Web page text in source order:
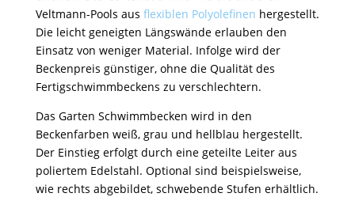
Veltmann-Pools aus flexiblen Polyolefinen hergestellt.
Die leicht geneigten Längswände erlauben den
Einsatz von weniger Material. Infolge wird der
Beckenpreis günstiger, ohne die Qualität des
Fertigschwimmbeckens zu verschlechtern.
Das Garten Schwimmbecken wird in den
Beckenfarben weiß, grau und hellblau hergestellt.
Der Einstieg erfolgt durch eine geteilte Leiter aus
poliertem Edelstahl. Optional sind beispielsweise,
wie rechts abgebildet, schwebende Stufen erhältlich.